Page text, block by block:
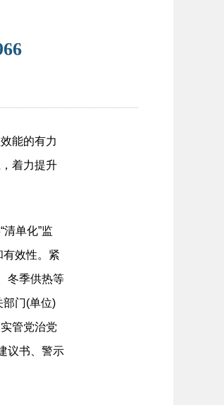
能的有力
着力提升
单化”监
有效性。紧
冬季供热等
部门(单位)
管党治党
议书、警示